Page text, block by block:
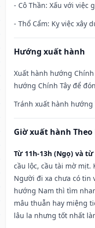
- Cô Thần: Xấu với việc
- Thổ Cẩm: Kỵ việc xây
Hướng xuất hành
Xuất hành hướng
hướng Chính Tây để
Tránh xuất hành hướng
Giờ xuất hành Theo
Từ 11h-13h (Ngọ) và từ
cầu lộc, cầu tài mờ mịt.
Người đi xa chưa có tin
hướng Nam thì tìm
mâu thuẫn hay miệng
lâu la nhưng tốt nhất